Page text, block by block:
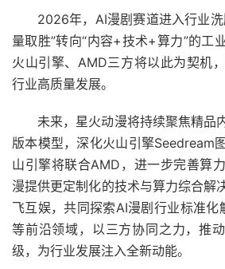
2026年，AI漫剧赛道进入行业
量取胜”转向“内容+技术+算力”的工
火山引擎、AMD三方将以此为契机
行业高质量发展。
未来，星火动漫将持续聚焦精品
版本模型，深化火山引擎Seedream
山引擎将联合AMD，进一步完善算
漫提供更定制化的技术与算力综合解
飞互娱，共同探索AI漫剧行业标准
等前沿领域，以三方协同之力，推
级，为行业发展注入全新动能。